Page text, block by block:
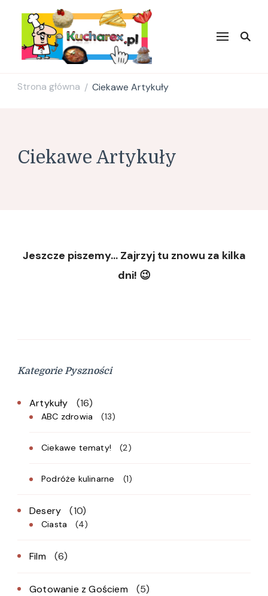
Kucharex.pl
Najsmaczniejsze Przepisy w
Strona główna / Ciekawe Artykuły
Ciekawe Artykuły
Jeszcze piszemy… Zajrzyj tu znowu za kilka
dni! 😉
Kategorie Pyszności
Artykuły (16)
ABC zdrowia (13)
Ciekawe tematy! (2)
Podróże kulinarne (1)
Desery (10)
Ciasta (4)
Film (6)
Gotowanie z Gościem (5)